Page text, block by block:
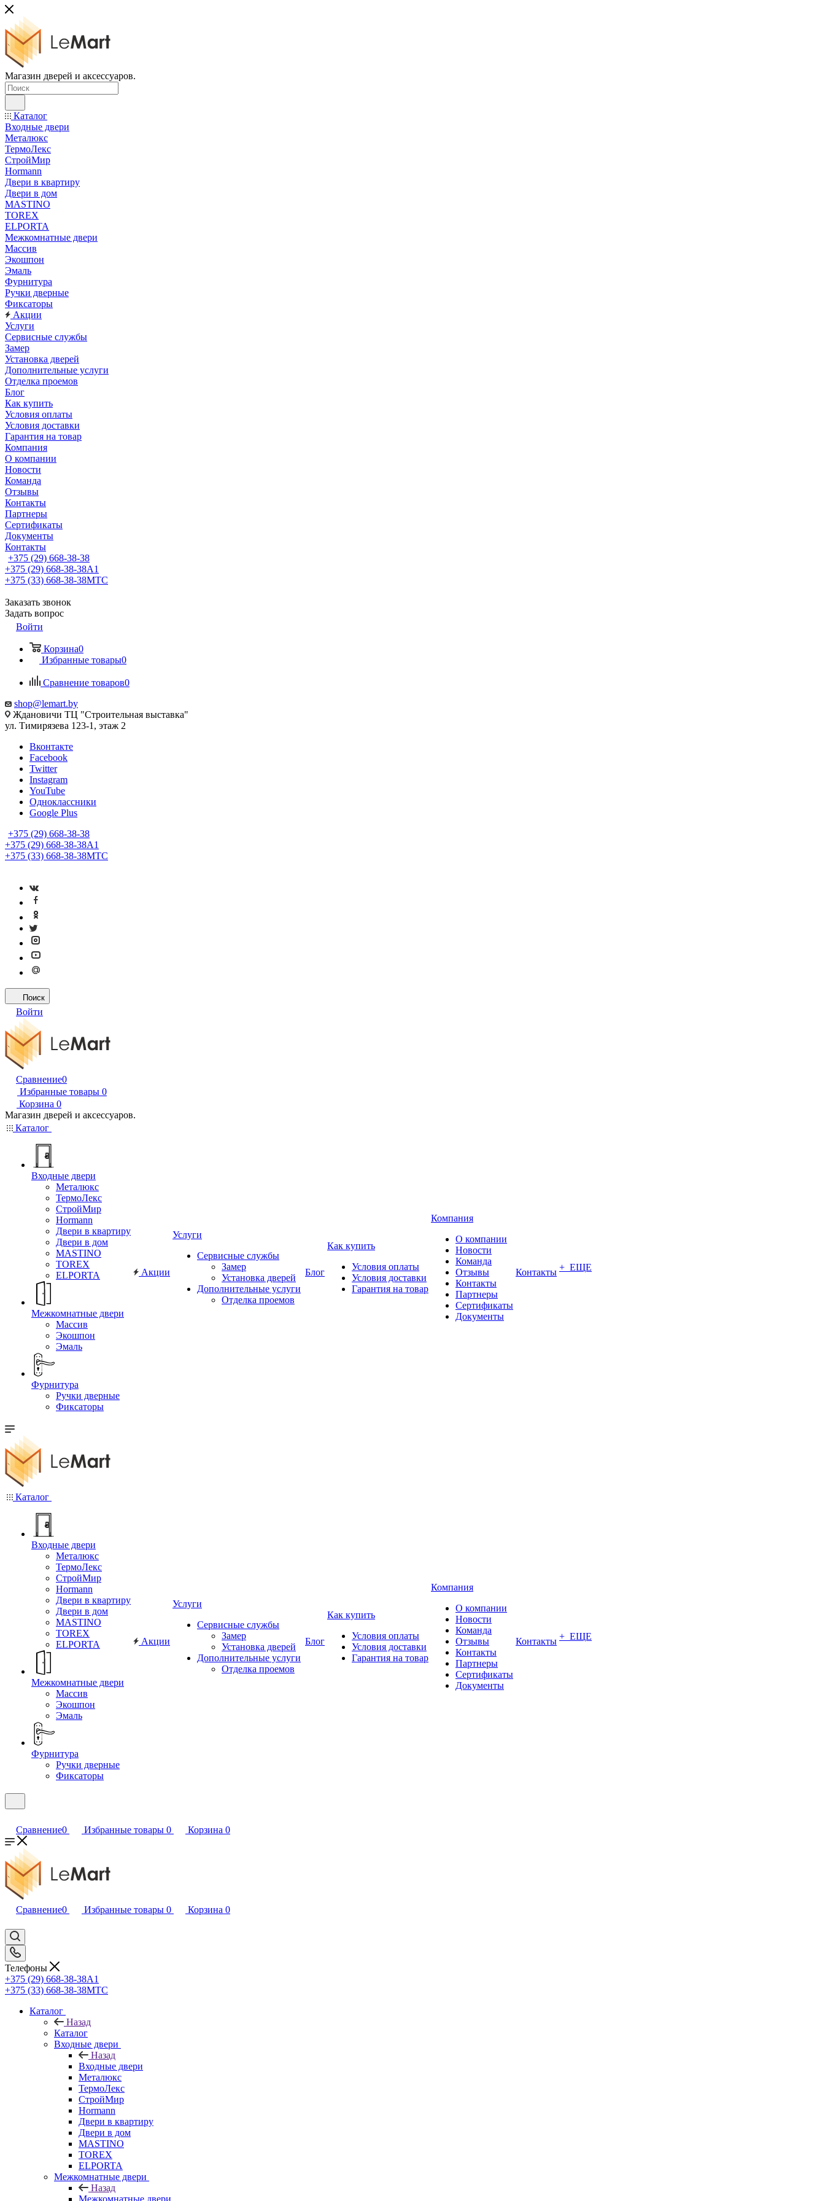
Магазин дверей и аксессуаров.
Каталог
Входные двери
Металюкс
ТермоЛекс
СтройМир
Hormann
Двери в квартиру
Двери в дом
MASTINO
TOREX
ELPORTA
Межкомнатные двери
Массив
Экошпон
Эмаль
Фурнитура
Ручки дверные
Фиксаторы
Акции
Услуги
Сервисные службы
Замер
Установка дверей
Дополнительные услуги
Отделка проемов
Блог
Как купить
Условия оплаты
Условия доставки
Гарантия на товар
Компания
О компании
Новости
Команда
Отзывы
Контакты
Партнеры
Сертификаты
Документы
Контакты
+375 (29) 668-38-38
+375 (29) 668-38-38A1
+375 (33) 668-38-38МТС
Заказать звонок
Задать вопрос
Войти
Корзина0
Избранные товары0
Сравнение товаров0
shop@lemart.by
Ждановичи ТЦ "Строительная выставка"
ул. Тимирязева 123-1, этаж 2
Вконтакте
Facebook
Twitter
Instagram
YouTube
Одноклассники
Google Plus
+375 (29) 668-38-38
+375 (29) 668-38-38A1
+375 (33) 668-38-38МТС
Поиск
Войти
Сравнение0
Избранные товары 0
Корзина 0
Магазин дверей и аксессуаров.
Каталог
Входные двери
Металюкс
ТермоЛекс
СтройМир
Hormann
Двери в квартиру
Двери в дом
MASTINO
TOREX
ELPORTA
Межкомнатные двери
Массив
Экошпон
Эмаль
Фурнитура
Ручки дверные
Фиксаторы
Акции
Услуги
Сервисные службы
Замер
Установка дверей
Дополнительные услуги
Отделка проемов
Блог
Как купить
Условия оплаты
Условия доставки
Гарантия на товар
Компания
О компании
Новости
Команда
Отзывы
Контакты
Партнеры
Сертификаты
Документы
Контакты + ЕЩЕ
Каталог
Входные двери
Металюкс
ТермоЛекс
СтройМир
Hormann
Двери в квартиру
Двери в дом
MASTINO
TOREX
ELPORTA
Межкомнатные двери
Массив
Экошпон
Эмаль
Фурнитура
Ручки дверные
Фиксаторы
Акции
Услуги
Сервисные службы
Замер
Установка дверей
Дополнительные услуги
Отделка проемов
Блог
Как купить
Условия оплаты
Условия доставки
Гарантия на товар
Компания
О компании
Новости
Команда
Отзывы
Контакты
Партнеры
Сертификаты
Документы
Контакты + ЕЩЕ
Сравнение0 Избранные товары 0 Корзина 0
Сравнение0 Избранные товары 0 Корзина 0
Телефоны
+375 (29) 668-38-38A1
+375 (33) 668-38-38МТС
Каталог
Назад
Каталог
Входные двери
Назад
Входные двери
Металюкс
ТермоЛекс
СтройМир
Hormann
Двери в квартиру
Двери в дом
MASTINO
TOREX
ELPORTA
Межкомнатные двери
Назад
Межкомнатные двери